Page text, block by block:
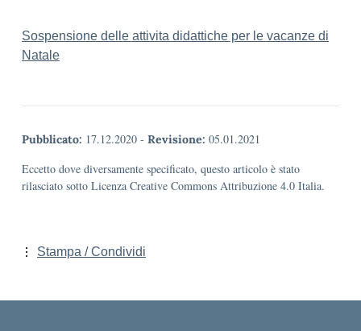
Sospensione delle attivita didattiche per le vacanze di
Natale
Pubblicato: 17.12.2020 - Revisione: 05.01.2021
Eccetto dove diversamente specificato, questo articolo è stato
rilasciato sotto Licenza Creative Commons Attribuzione 4.0 Italia.
Stampa / Condividi